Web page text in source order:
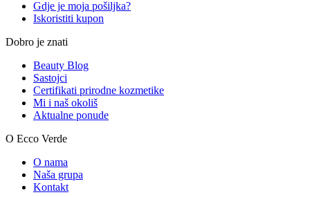
Gdje je moja pošiljka?
Iskoristiti kupon
Dobro je znati
Beauty Blog
Sastojci
Certifikati prirodne kozmetike
Mi i naš okoliš
Aktualne ponude
O Ecco Verde
O nama
Naša grupa
Kontakt